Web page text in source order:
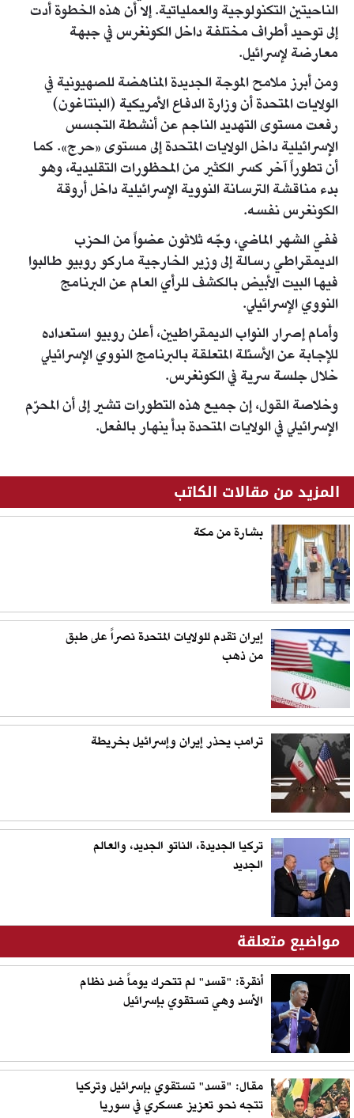
الناحيتين التكنولوجية والعملياتية. إلا أن هذه الخطوة أدت
إلى توحيد أطراف مختلفة داخل الكونغرس في جبهة
معارضة لإسرائيل.
ومن أبرز ملامح الموجة الجديدة المناهضة للصهيونية في
الولايات المتحدة أن وزارة الدفاع الأمريكية (البنتاغون)
رفعت مستوى التهديد الناجم عن أنشطة التجسس
الإسرائيلية داخل الولايات المتحدة إلى مستوى «حرج». كما
أن تطوراً آخر كسر الكثير من المحظورات التقليدية، وهو
بدء مناقشة الترسانة النووية الإسرائيلية داخل أروقة
الكونغرس نفسه.
ففي الشهر الماضي، وجّه ثلاثون عضواً من الحزب
الديمقراطي رسالة إلى وزير الخارجية ماركو روبيو طالبوا
فيها البيت الأبيض بالكشف للرأي العام عن البرنامج
النووي الإسرائيلي.
وأمام إصرار النواب الديمقراطيين، أعلن روبيو استعداده
للإجابة عن الأسئلة المتعلقة بالبرنامج النووي الإسرائيلي
خلال جلسة سرية في الكونغرس.
وخلاصة القول، إن جميع هذه التطورات تشير إلى أن المحرّم
الإسرائيلي في الولايات المتحدة بدأ ينهار بالفعل.
المزيد من مقالات الكاتب
بشارة من مكة
إيران تقدم للولايات المتحدة نصراً على طبق
من ذهب
ترامب يحذر إيران وإسرائيل بخريطة
تركيا الجديدة، الناتو الجديد، والعالم
الجديد
مواضيع متعلقة
أنقرة: "قسد" لم تتحرك يوماً ضد نظام
الأسد وهي تستقوي بإسرائيل
مقال: "قسد" تستقوي بإسرائيل وتركيا
تتجه نحو تعزيز عسكري في سوريا